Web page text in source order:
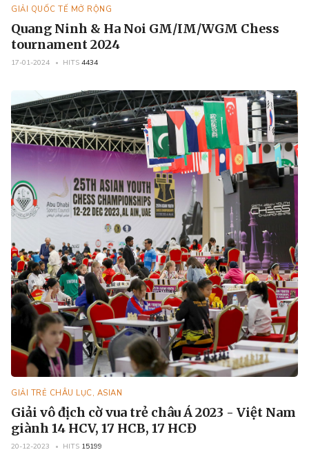
GIẢI QUỐC TẾ MỞ RỘNG
Quang Ninh & Ha Noi GM/IM/WGM Chess
tournament 2024
17-01-2024 HITS 4434
GIẢI TRẺ CHÂU LỤC, ASIAN
Giải vô địch cờ vua trẻ châu Á 2023 - Việt Nam
giành 14 HCV, 17 HCB, 17 HCĐ
20-12-2023 HITS 15199